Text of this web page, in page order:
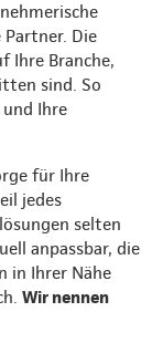
Die
Ihre Branche,
sind. So
Ihre
für Ihre
jedes
selten
anpassbar, die
in Ihrer Nähe
Wir nennen